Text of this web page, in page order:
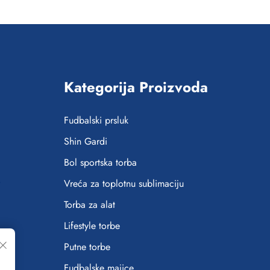
Kategorija Proizvoda
Fudbalski prsluk
Shin Gardi
Bol sportska torba
Vreća za toplotnu sublimaciju
Torba za alat
Lifestyle torbe
Putne torbe